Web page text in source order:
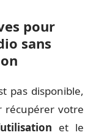
pour
sans
pas disponible,
récupérer votre
et le